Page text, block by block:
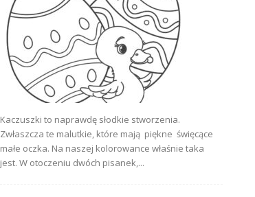
Kaczuszki to naprawdę słodkie stworzenia.
Zwłaszcza te malutkie, które mają piękne święcące
małe oczka. Na naszej kolorowance właśnie taka
jest. W otoczeniu dwóch pisanek,...